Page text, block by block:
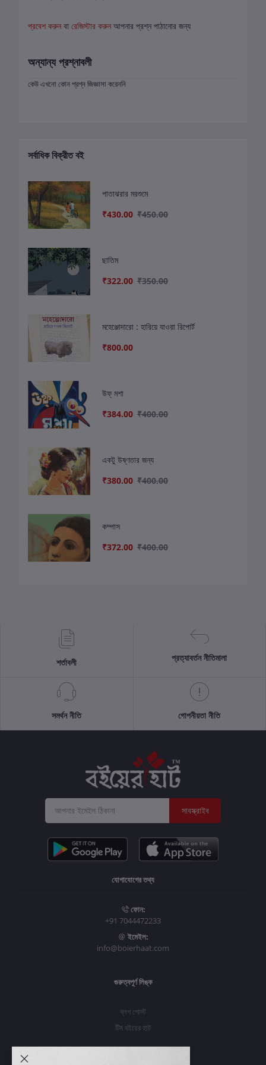
প্রবেশ করুন বা রেজিস্টার করুন আপনার প্রশ্ন পাঠানোর জন্য
অন্যান্য প্রশ্নাবলী
কেউ এখনো কোন প্রশ্ন জিজ্ঞাসা করেননি
সর্বাধিক বিক্রীত বই
পাতাঝরার মরশুমে
₹430.00 ₹450.00
ছাতিম
₹322.00 ₹350.00
মহেঞ্জোদারো : হারিয়ে যাওয়া রিপোর্ট
₹800.00
উফ্ মশা
₹384.00 ₹400.00
একটু উষ্ণতার জন্য
₹380.00 ₹400.00
কম্পাস
₹372.00 ₹400.00
শর্তাবলী প্রত্যাবর্তন নীতিমালা
সমর্থন নীতি গোপনীয়তা নীতি
সাবস্ক্রাইব
যোগাযোগের তথ্য
ফোন:
+91 7044472233
ইমেইল:
info@boierhaat.com
গুরুত্বপূর্ণ লিঙ্ক
ব্লগ পোস্ট
টিম বইয়ের হাট